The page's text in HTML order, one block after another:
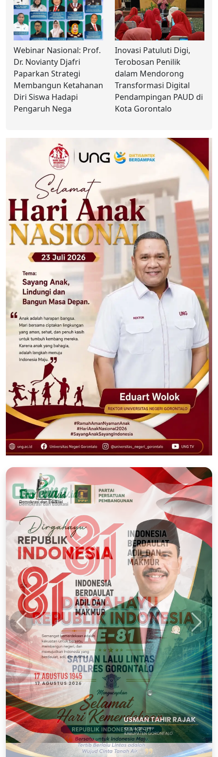
Webinar Nasional: Prof.
Dr. Novianty Djafri
Paparkan Strategi
Membangun Ketahanan
Diri Siswa Hadapi
Pengaruh Nega
Inovasi Patuluti Digi,
Terobosan Penilik
dalam Mendorong
Transformasi Digital
Pendampingan PAUD di
Kota Gorontalo